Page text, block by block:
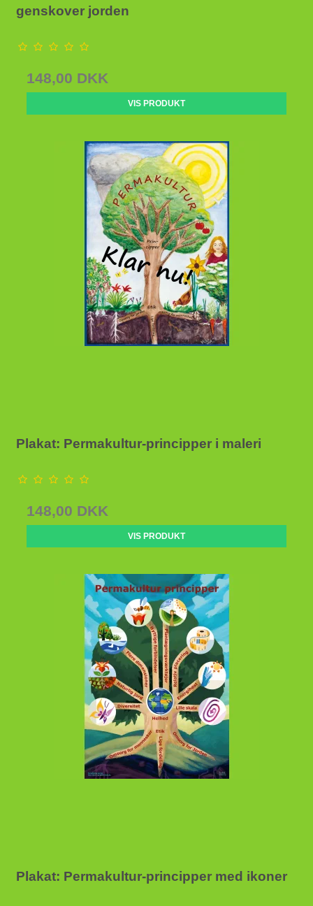
genskover jorden
148,00 DKK
VIS PRODUKT
Plakat: Permakultur-principper i maleri
148,00 DKK
VIS PRODUKT
Plakat: Permakultur-principper med ikoner